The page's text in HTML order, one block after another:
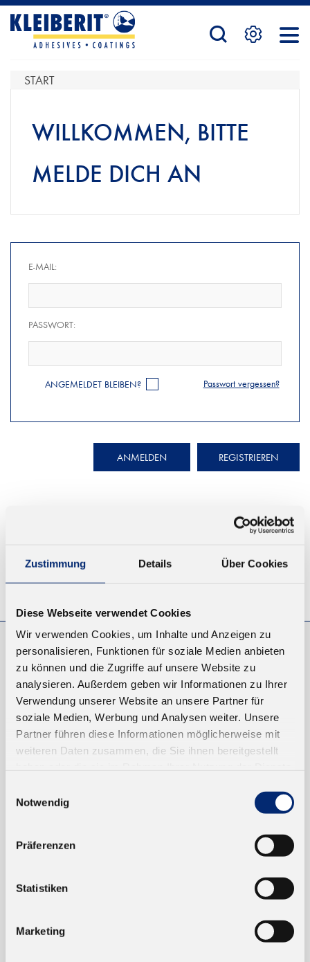
Zustimmung Details Über Cookies
Diese Webseite verwendet Cookies
Wir verwenden Cookies, um Inhalte und Anzeigen zu
personalisieren, Funktionen für soziale Medien anbieten
zu können und die Zugriffe auf unsere Website zu
analysieren. Außerdem geben wir Informationen zu Ihrer
Verwendung unserer Website an unsere Partner für
soziale Medien, Werbung und Analysen weiter. Unsere
Partner führen diese Informationen möglicherweise mit
weiteren Daten zusammen, die Sie ihnen bereitgestellt
Notwendig
Präferenzen
Statistiken
Marketing
STARTSEITE
PRODUKTE
SERVICE
START
WILLKOMMEN, BITTE
MELDE DICH AN
E-MAIL:
PASSWORT:
ANGEMELDET BLEIBEN? Passwort vergessen?
ANMELDEN REGISTRIEREN
EINKAUFEN
NEUKUNDEN
VERSAND UND ZAHLUNG
EINFACH BEZAHLEN